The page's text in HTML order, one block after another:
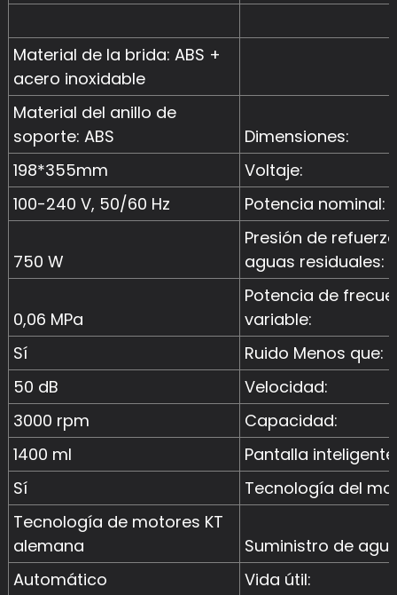
Material de la brida: ABS +
acero inoxidable
Material del anillo de
soporte: ABS
Dimensiones:
198*355mm
Voltaje:
100-240 V, 50/60 Hz
Potencia nominal:
750 W
Presión de
aguas residuales:
0,06 MPa
Potencia de
variable:
Sí
Ruido Menos que:
50 dB
Velocidad:
3000 rpm
Capacidad:
1400 ml
Pantalla
Sí
Tecnología del
Tecnología de motores KT
alemana
Suministro de
Automático
Vida útil: